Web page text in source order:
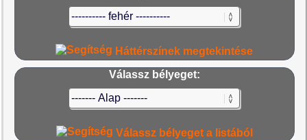
Háttérszínek megtekintése
Válassz bélyeget:
Válassz bélyeget a listából